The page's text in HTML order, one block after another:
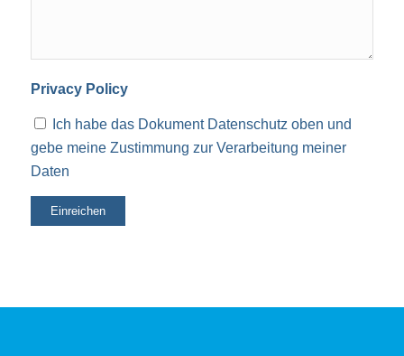
Privacy Policy
Ich habe das Dokument Datenschutz oben und
gebe meine Zustimmung zur Verarbeitung meiner
Daten